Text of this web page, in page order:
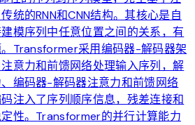
统的RNN和CNN结构。其核心是自
模序列中任意位置之间的关系，有
Transformer采用编码器-解码器架
意力和前馈网络处理输入序列，解
编码器-解码器注意力和前馈网络
注入了序列顺序信息，残差连接和
性。Transformer的并行计算能力